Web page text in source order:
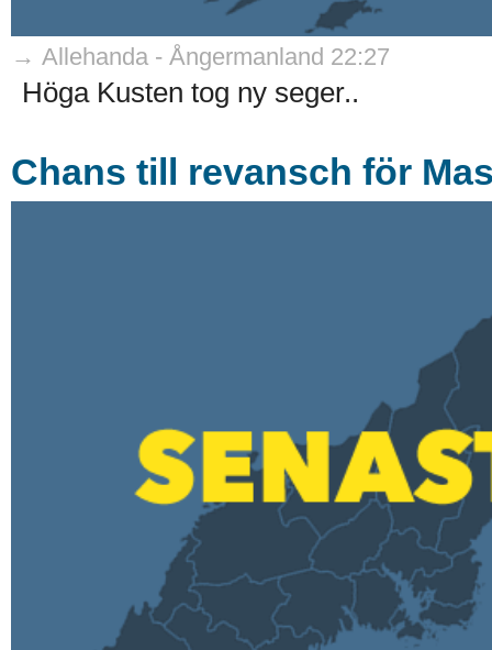
→ Allehanda - Ångermanland 22:27
Höga Kusten tog ny seger..
Chans till revansch för